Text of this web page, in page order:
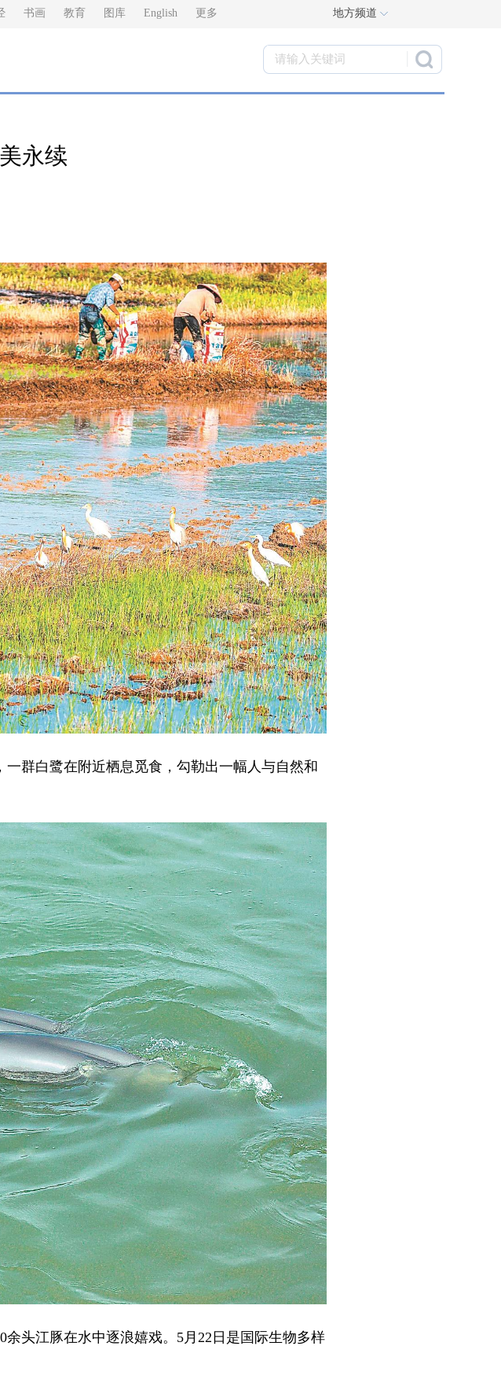
书画 教育 图库 English 更多 地方频道
永续
群白鹭在附近栖息觅食，勾勒出一幅人与自然和
头江豚在水中逐浪嬉戏。5月22日是国际生物多样